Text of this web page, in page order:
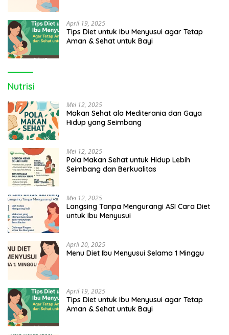
April 19, 2025
Tips Diet untuk Ibu Menyusui agar Tetap
Aman & Sehat untuk Bayi
Nutrisi
Mei 12, 2025
Makan Sehat ala Mediterania dan Gaya
Hidup yang Seimbang
Mei 12, 2025
Pola Makan Sehat untuk Hidup Lebih
Seimbang dan Berkualitas
Mei 12, 2025
Langsing Tanpa Mengurangi ASI Cara Diet
untuk Ibu Menyusui
April 20, 2025
Menu Diet Ibu Menyusui Selama 1 Minggu
April 19, 2025
Tips Diet untuk Ibu Menyusui agar Tetap
Aman & Sehat untuk Bayi